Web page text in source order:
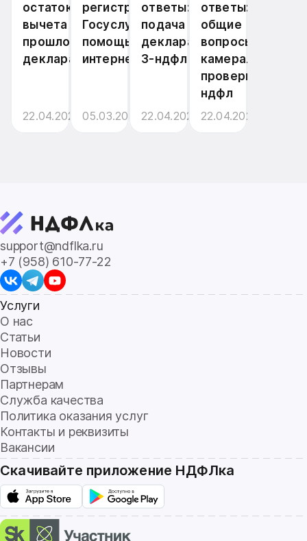
остаток
вычета из
прошлогодней
декларации
22.04.2026
регистрации на
Госуслугах с
помощью
интернет-банка
05.03.2025
ответы:
подача
декларации
3-ндфл
22.04.2026
ответы:
общие
вопросы по
камеральной
проверке 3-
ндфл
22.04.2026
support@ndflka.ru
+7 (958) 610-77-22
Услуги
О нас
Статьи
Новости
Отзывы
Партнерам
Служба качества
Политика оказания услуг
Контакты и реквизиты
Вакансии
Скачивайте приложение НДФЛка